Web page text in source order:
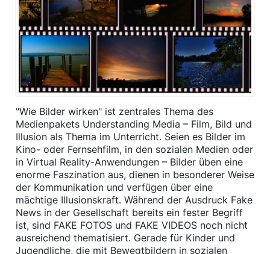
"Wie Bilder wirken" ist zentrales Thema des
Medienpakets Understanding Media – Film, Bild und
Illusion als Thema im Unterricht. Seien es Bilder im
Kino- oder Fernsehfilm, in den sozialen Medien oder
in Virtual Reality-Anwendungen – Bilder üben eine
enorme Faszination aus, dienen in besonderer Weise
der Kommunikation und verfügen über eine
mächtige Illusionskraft. Während der Ausdruck Fake
News in der Gesellschaft bereits ein fester Begriff
ist, sind FAKE FOTOS und FAKE VIDEOS noch nicht
ausreichend thematisiert. Gerade für Kinder und
Jugendliche, die mit Bewegtbildern in sozialen